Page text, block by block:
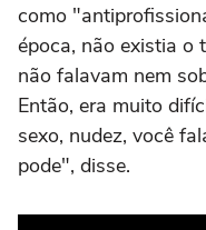
como
época, não existia o
não falavam nem
Então, era muito
sexo, nudez, você
pode", disse.